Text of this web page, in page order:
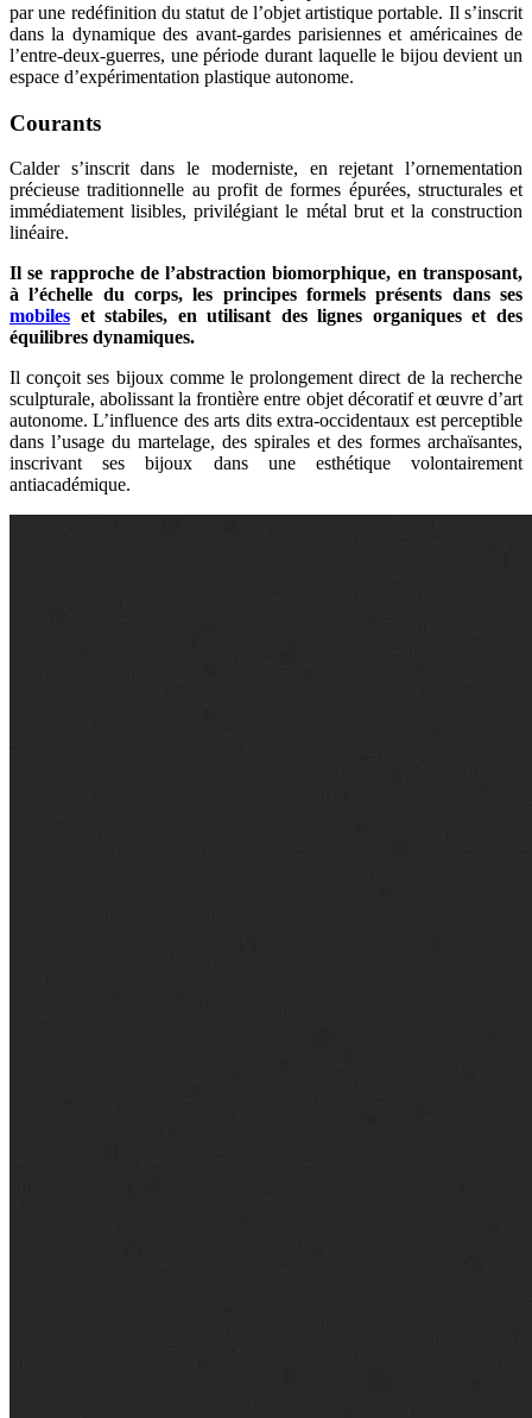
par une redéfinition du statut de l’objet artistique portable. Il s’inscrit
dans la dynamique des avant-gardes parisiennes et américaines de
l’entre-deux-guerres, une période durant laquelle le bijou devient un
espace d’expérimentation plastique autonome.
Courants
Calder s’inscrit dans le moderniste, en rejetant l’ornementation
précieuse traditionnelle au profit de formes épurées, structurales et
immédiatement lisibles, privilégiant le métal brut et la construction
linéaire.
Il se rapproche de l’abstraction biomorphique, en transposant,
à l’échelle du corps, les principes formels présents dans ses
mobiles et stabiles, en utilisant des lignes organiques et des
équilibres dynamiques.
Il conçoit ses bijoux comme le prolongement direct de la recherche
sculpturale, abolissant la frontière entre objet décoratif et œuvre d’art
autonome. L’influence des arts dits extra-occidentaux est perceptible
dans l’usage du martelage, des spirales et des formes archaïsantes,
inscrivant ses bijoux dans une esthétique volontairement
antiacadémique.